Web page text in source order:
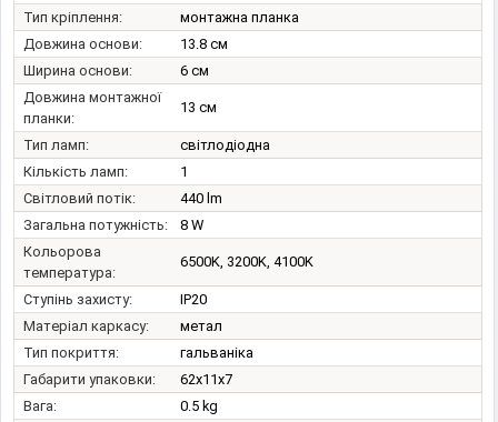
Тип кріплення:
монтажна планка
Довжина основи:
13.8 см
Ширина основи:
6 см
Довжина монтажної
планки:
13 см
Тип ламп:
світлодіодна
Кількість ламп:
1
Світловий потік:
440 lm
Загальна потужність:
8 W
Кольорова
температура:
6500K, 3200K, 4100K
Ступінь захисту:
IP20
Матеріал каркасу:
метал
Тип покриття:
гальваніка
Габарити упаковки:
62x11x7
Вага:
0.5 kg